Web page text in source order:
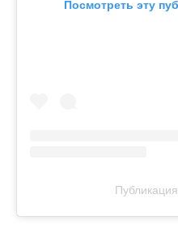
Посмотреть эту